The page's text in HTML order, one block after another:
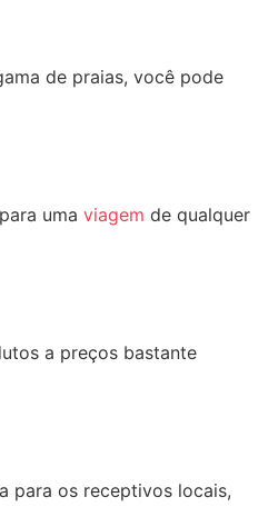
de praias, você pode
uma viagem de qualquer
a preços bastante
para os receptivos locais,